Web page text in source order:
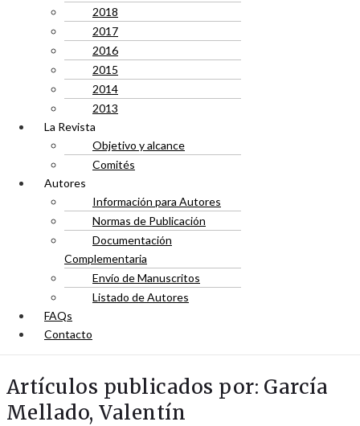
2018
2017
2016
2015
2014
2013
La Revista
Objetivo y alcance
Comités
Autores
Información para Autores
Normas de Publicación
Documentación
Complementaria
Envío de Manuscritos
Listado de Autores
FAQs
Contacto
Artículos publicados por: García
Mellado, Valentín